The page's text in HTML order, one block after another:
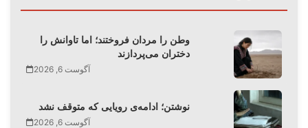
وطن را مردان فروختند؛ اما تاوانش را
دختران می‌پردازند
آگوست 6, 2026
نوشتن؛ ادامه‌ی رویایی که متوقف نشد
آگوست 6, 2026